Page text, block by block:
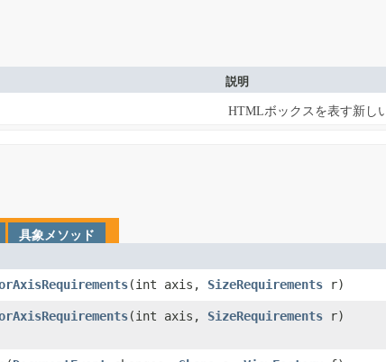
説明
HTMLボックスを表す新し
具象メソッド
​(int axis, SizeRequirements r)
​(int axis, SizeRequirements r)